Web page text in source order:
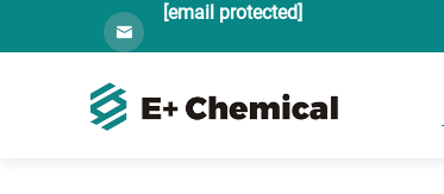
[email protected]